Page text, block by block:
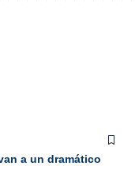
a un dramático